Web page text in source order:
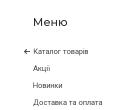
Каталог товарів
Акції
Новинки
Доставка та оплата